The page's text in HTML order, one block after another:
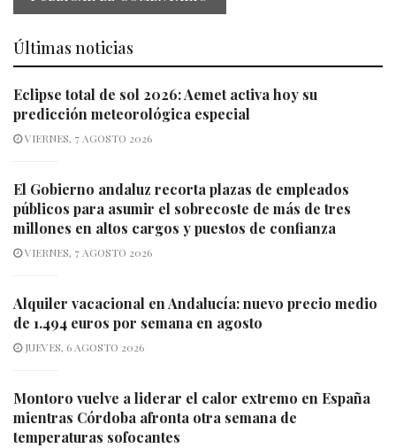
Últimas noticias
Eclipse total de sol 2026: Aemet activa hoy su
predicción meteorológica especial
VIERNES, 7 AGOSTO 2026
El Gobierno andaluz recorta plazas de empleados
públicos para asumir el sobrecoste de más de tres
millones en altos cargos y puestos de confianza
VIERNES, 7 AGOSTO 2026
Alquiler vacacional en Andalucía: nuevo precio medio
de 1.494 euros por semana en agosto
JUEVES, 6 AGOSTO 2026
Montoro vuelve a liderar el calor extremo en España
mientras Córdoba afronta otra semana de
temperaturas sofocantes